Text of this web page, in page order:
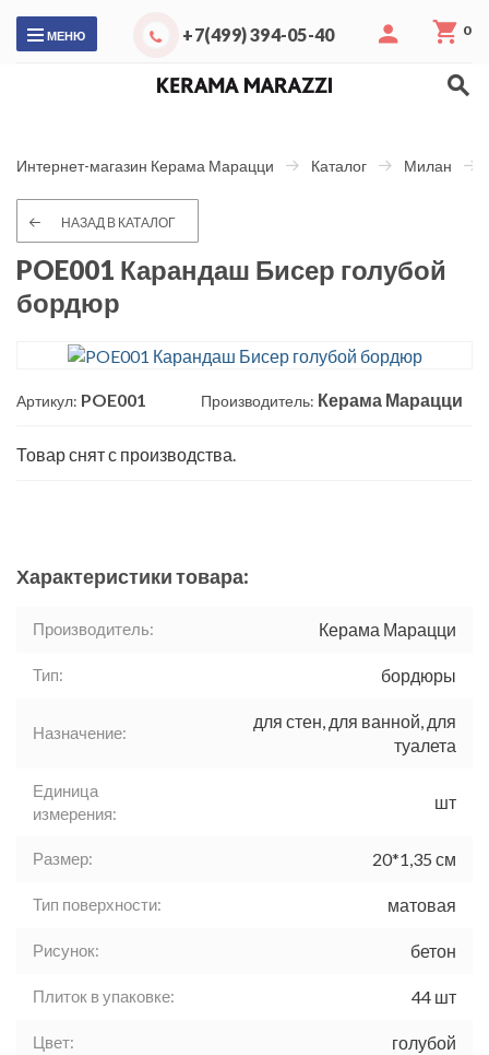
МЕНЮ +7(499) 394-05-40 0
Интернет-магазин Керама Марацци Каталог Милан
НАЗАД В КАТАЛОГ
POE001 Карандаш Бисер голубой
бордюр
Артикул: POE001 Производитель: Керама Марацци
Товар снят с производства.
Характеристики товара:
Производитель: Керама Марацци
Тип: бордюры
Назначение:
для стен, для ванной, для
туалета
Единица
измерения:
шт
Размер: 20*1,35 см
Тип поверхности: матовая
Рисунок: бетон
Плиток в упаковке: 44 шт
Цвет: голубой